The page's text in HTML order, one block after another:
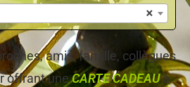
×
amis, famille, collègues
offrant uneCARTE CADEAUà